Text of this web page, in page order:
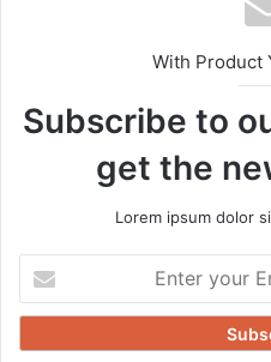
With Product
Subscribe to
get the
Lorem ipsum dolor
your
Email